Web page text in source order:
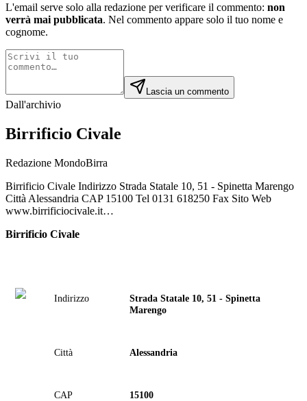
L'email serve solo alla redazione per verificare il commento: non
verrà mai pubblicata. Nel commento appare solo il tuo nome e
cognome.
Lascia un commento
Dall'archivio
Birrificio Civale
Redazione MondoBirra
Birrificio Civale Indirizzo Strada Statale 10, 51 - Spinetta Marengo
Città Alessandria CAP 15100 Tel 0131 618250 Fax Sito Web
www.birrificiocivale.it…
Birrificio Civale
Indirizzo
Strada Statale 10, 51 - Spinetta
Marengo
Città Alessandria
CAP 15100